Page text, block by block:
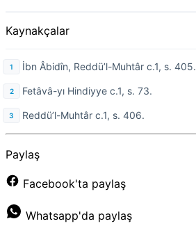
Kaynakçalar
İbn Âbidîn, Reddü’l-Muhtâr c.1, s. 405.
Fetâvâ-yı Hindiyye c.1, s. 73.
Reddü’l-Muhtâr c.1, s. 406.
Paylaş
Facebook'ta paylaş
Whatsapp'da paylaş